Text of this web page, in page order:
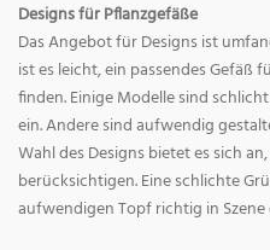
Designs für Pflanzgefäße
Das Angebot für Designs ist
ist es leicht, ein passendes Gefäß
finden. Einige Modelle sind
ein. Andere sind aufwendig
Wahl des Designs bietet es sich
berücksichtigen. Eine schlichte
aufwendigen Topf richtig in